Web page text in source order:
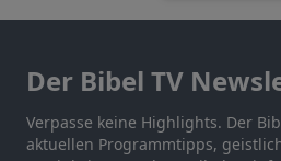
Der Bibel TV
Verpasse keine Highlights. Der
aktuellen Programmtipps,